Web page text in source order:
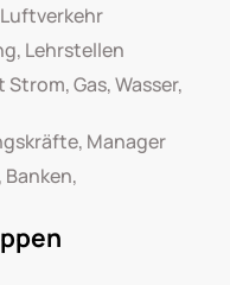
Lehrstellen
Gas, Wasser,
Manager